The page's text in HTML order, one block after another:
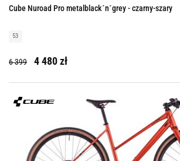
Cube Nuroad Pro metalblack´n´grey - czarny-szary
53
6 399 4 480 zł